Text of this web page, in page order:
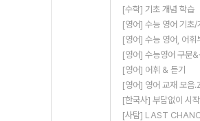
[수학] 기초 개념 학습
[영어] 수능 영어 기초/
[영어] 수능 영어, 어휘
[영어] 수능영어 구문&
[영어] 어휘 & 듣기
[영어] 영어 교재 모음
[한국사] 부담없이 시
[사탐] LAST